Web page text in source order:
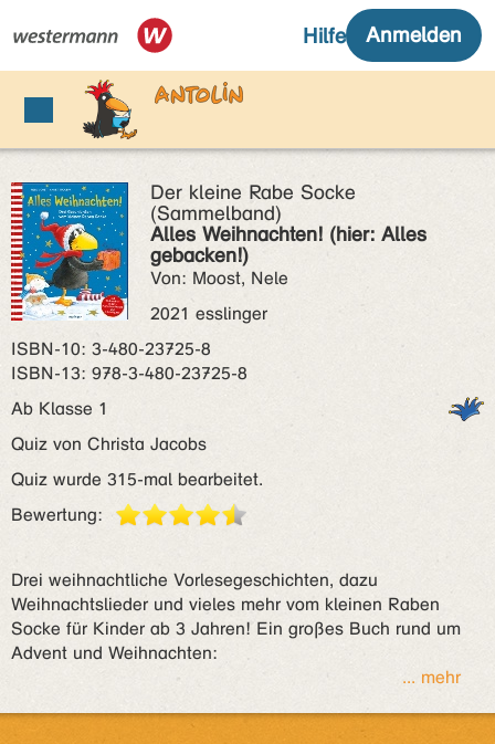
Der kleine Rabe Socke
(Sammelband)
Alles Weihnachten! (hier: Alles
gebacken!)
Von: Moost, Nele
2021 esslinger
ISBN‑10: 3-480-23725-8
ISBN‑13: 978-3-480-23725-8
Ab Klasse 1
Quiz von Christa Jacobs
Quiz wurde 315-mal bearbeitet.
Bewertung:
Drei weihnachtliche Vorlesegeschichten, dazu
Weihnachtslieder und vieles mehr vom kleinen Raben
Socke für Kinder ab 3 Jahren! Ein großes Buch rund um
Advent und Weihnachten:
... mehr